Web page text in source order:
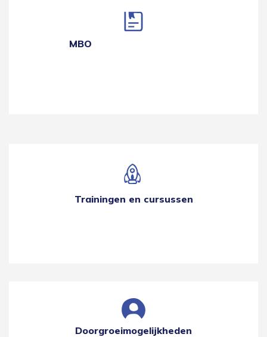
MBO
Trainingen en cursussen
Doorgroeimogelijkheden